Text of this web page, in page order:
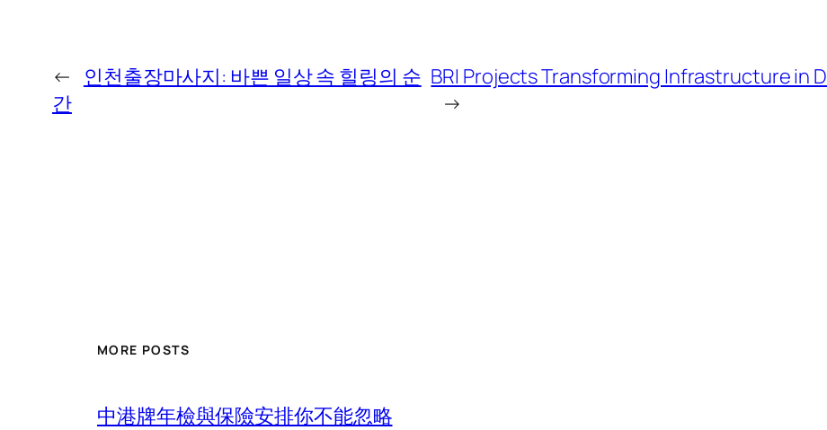
← 인천출장마사지: 바쁜 일상 속 힐링의 순
간
BRI Projects Transforming Infrastructure in
→
MORE POSTS
中港牌年檢與保險安排你不能忽略